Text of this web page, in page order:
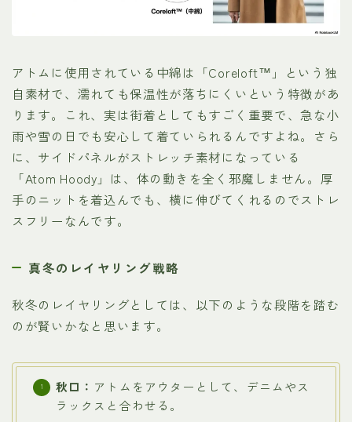
アトムに使用されている中綿は「Coreloft™」という独
自素材で、濡れても保温性が落ちにくいという特徴があ
ります。これ、実は街着としてもすごく重要で、急な小
雨や雪の日でも安心して着ていられるんですよね。さら
に、サイドパネルがストレッチ素材になっている
「Atom Hoody」は、体の動きを全く邪魔しません。厚
手のニットを着込んでも、横に伸びてくれるのでストレ
スフリーなんです。
真冬のレイヤリング戦略
秋冬のレイヤリングとしては、以下のような段階を踏む
のが賢いかなと思います。
秋口： アトムをアウターとして、デニムやス
ラックスと合わせる。